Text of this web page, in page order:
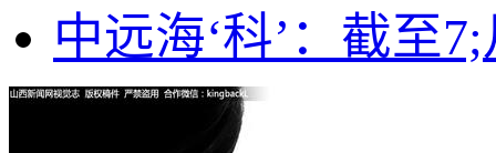
中远海‘科’：截至